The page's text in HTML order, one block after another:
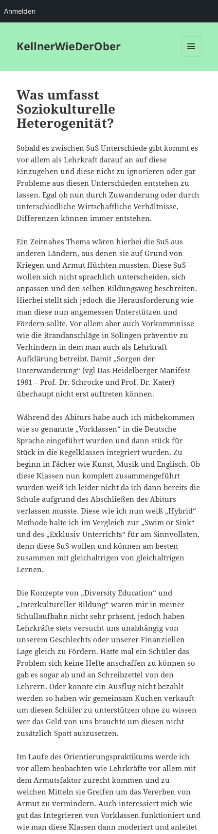
Anmelden
KellnerWieDerOber
Was umfasst
Soziokulturelle
Heterogenität?
Sobald es zwischen SuS Unterschiede gibt kommt es
vor allem als Lehrkraft darauf an auf diese
Einzugehen und diese nicht zu ignorieren oder gar
Probleme aus diesen Unterschieden entstehen zu
lassen. Egal ob nun durch Zuwanderung oder durch
unterschiedliche Wirtschaftliche Verhältnisse,
Differenzen können immer entstehen.
Ein Zeitnahes Thema wären hierbei die SuS aus
anderen Ländern, aus denen sie auf Grund von
Kriegen und Armut flüchten mussten. Diese SuS
wollen sich nicht sprachlich unterscheiden, sich
anpassen und den selben Bildungsweg beschreiten.
Hierbei stellt sich jedoch die Herausforderung wie
man diese nun angemessen Unterstützen und
Fördern sollte. Vor allem aber auch Vorkommnisse
wie die Brandanschläge in Solingen präventiv zu
Verhindern in dem man auch als Lehrkraft
Aufklärung betreibt. Damit „Sorgen der
Unterwanderung“ (vgl Das Heidelberger Manifest
1981 – Prof. Dr. Schrocke und Prof. Dr. Kater)
überhaupt nicht erst auftreten können.
Während des Abiturs habe auch ich mitbekommen
wie so genannte „Vorklassen“ in die Deutsche
Sprache eingeführt wurden und dann stück für
Stück in die Regelklassen integriert wurden. Zu
beginn in Fächer wie Kunst, Musik und Englisch. Ob
diese Klassen nun komplett zusammengeführt
wurden weiß ich leider nicht da ich dann bereits die
Schule aufgrund des Abschließen des Abiturs
verlassen musste. Diese wie ich nun weiß „Hybrid“
Methode halte ich im Vergleich zur „Swim or Sink“
und des „Exklusiv Unterrichts“ für am Sinnvollsten,
denn diese SuS wollen und können am besten
zusammen mit gleichaltrigen von gleichaltrigen
Lernen.
Die Konzepte von „Diversity Education“ und
„Interkultureller Bildung“ waren mir in meiner
Schullaufbahn nicht sehr präsent, jedoch haben
Lehrkräfte stets versucht uns unabhängig von
unserem Geschlechts oder unserer Finanziellen
Lage gleich zu Fördern. Hatte mal ein Schüler das
Problem sich keine Hefte anschaffen zu können so
gab es sogar ab und an Schreibzettel von den
Lehrern. Oder konnte ein Ausflug nicht bezahlt
werden so haben wir gemeinsam Kuchen verkauft
um diesen Schüler zu unterstützen ohne zu wissen
wer das Geld von uns brauchte um diesen nicht
zusätzlich Spott auszusetzen.
Im Laufe des Orientierungspraktikums werde ich
vor allem beobachten wie Lehrkräfte vor allem mit
dem Armutsfaktor zurecht kommen und zu
welchen Mitteln sie Greifen um das Vererben von
Armut zu vermindern. Auch interessiert mich wie
gut das Integrieren von Vorklassen funktioniert und
wie man diese Klassen dann moderiert und anleitet